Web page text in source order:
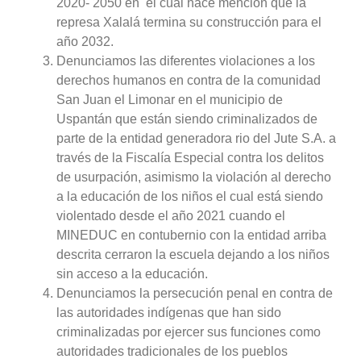
2020- 2050 en el cual hace mención que la
represa Xalalá termina su construcción para el
año 2032.
Denunciamos las diferentes violaciones a los
derechos humanos en contra de la comunidad
San Juan el Limonar en el municipio de
Uspantán que están siendo criminalizados de
parte de la entidad generadora rio del Jute S.A. a
través de la Fiscalía Especial contra los delitos
de usurpación, asimismo la violación al derecho
a la educación de los niños el cual está siendo
violentado desde el año 2021 cuando el
MINEDUC en contubernio con la entidad arriba
descrita cerraron la escuela dejando a los niños
sin acceso a la educación.
Denunciamos la persecución penal en contra de
las autoridades indígenas que han sido
criminalizadas por ejercer sus funciones como
autoridades tradicionales de los pueblos